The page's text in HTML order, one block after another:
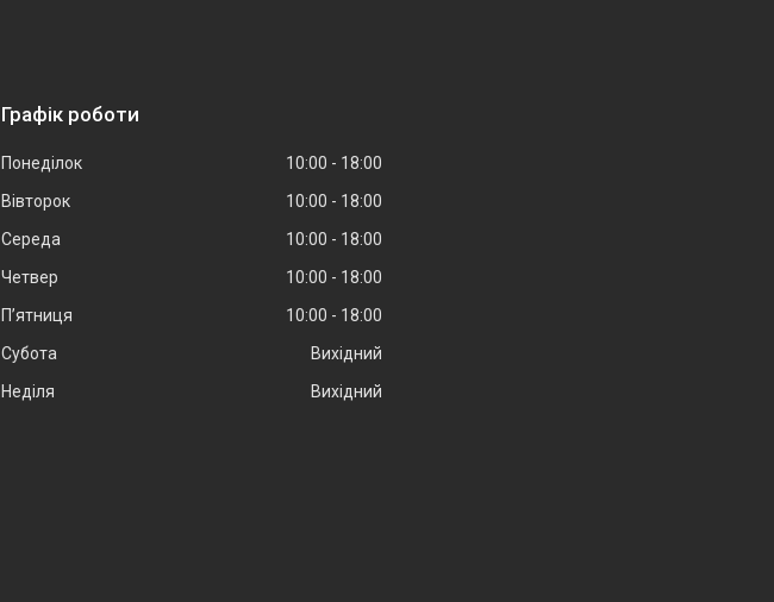
Графік роботи
Понеділок 10:00
18:00
Вівторок
10:00
18:00
Середа
10:00
18:00
Четвер
10:00
18:00
Пʼятниця
10:00
18:00
Субота
Вихідний
Неділя
Вихідний